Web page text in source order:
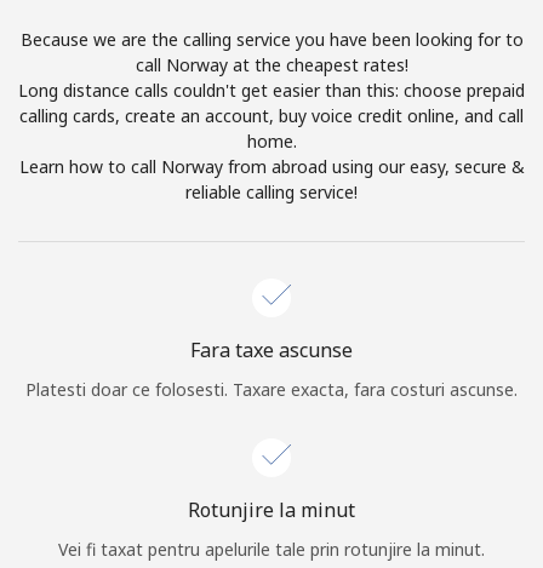
Log in
sau
Continua cu
Because we are the calling service you have been looking for to
call Norway at the cheapest rates!
Long distance calls couldn't get easier than this: choose prepaid
calling cards, create an account, buy voice credit online, and call
home.
Learn how to call Norway from abroad using our easy, secure &
reliable calling service!
Fara taxe ascunse
Platesti doar ce folosesti. Taxare exacta, fara costuri ascunse.
Rotunjire la minut
Vei fi taxat pentru apelurile tale prin rotunjire la minut.